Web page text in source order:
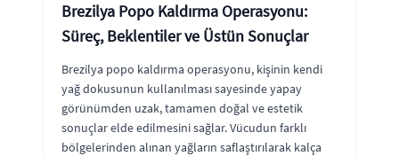
Brezilya Popo Kaldırma Operasyonu:
Süreç, Beklentiler ve Üstün Sonuçlar
Brezilya popo kaldırma operasyonu, kişinin kendi
yağ dokusunun kullanılması sayesinde yapay
görünümden uzak, tamamen doğal ve estetik
sonuçlar elde edilmesini sağlar. Vücudun farklı
bölgelerinden alınan yağların saflaştırılarak kalça